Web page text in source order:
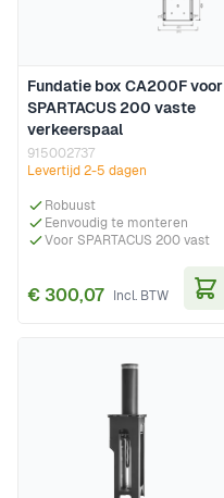
Fundatie box CA200F voor
SPARTACUS 200 vaste
verkeerspaal
915002737
Levertijd 2-5 dagen
Robuust
Eenvoudig te monteren
Voor SPARTACUS 200 vast
€ 300,07